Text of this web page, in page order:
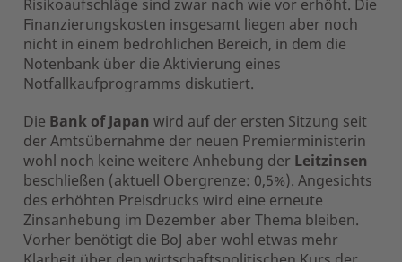
Risikoaufschläge sind zwar nach wie vor erhöht. Die
Finanzierungskosten insgesamt liegen aber noch
nicht in einem bedrohlichen Bereich, in dem die
Notenbank über die Aktivierung eines
Notfallkaufprogramms diskutiert.
Die Bank of Japan wird auf der ersten Sitzung seit
der Amtsübernahme der neuen Premierministerin
wohl noch keine weitere Anhebung der Leitzinsen
beschließen (aktuell Obergrenze: 0,5%). Angesichts
des erhöhten Preisdrucks wird eine erneute
Zinsanhebung im Dezember aber Thema bleiben.
Vorher benötigt die BoJ aber wohl etwas mehr